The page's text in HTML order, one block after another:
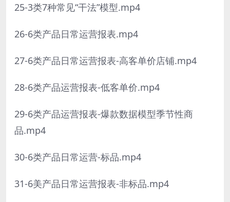
25-3类7种常见“干法”模型.mp4
26-6类产品日常运营报表.mp4
27-6类产品日常运营报表-高客单价店铺.mp4
28-6类产品运营报表-低客单价.mp4
29-6类产品运营报表-爆款数据模型季节性商
品.mp4
30-6类产品日常运营-标品.mp4
31-6美产品日常运营报表-非标品.mp4